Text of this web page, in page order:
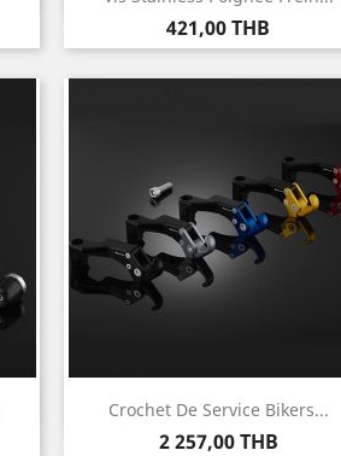
Prix
421,00 THB
Crochet De Service Bikers...
Prix
2 257,00 THB
Aperçu rapide